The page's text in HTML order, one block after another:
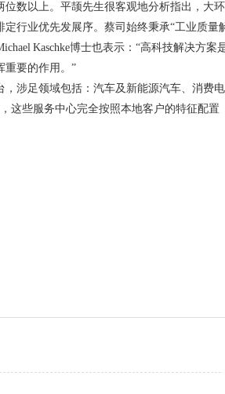
数以上。平颉先生很客观地分析指出，大环
行业优先发展序。蔡司始终秉承“工业质量
Kaschke博士也表示：“高科技解决方案
重要的作用。”
涉足领域包括：汽车及新能源汽车、消费电
这些服务中心完全按照本地客户的特征配置